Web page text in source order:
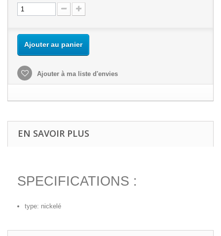
Ajouter au panier
Ajouter à ma liste d'envies
EN SAVOIR PLUS
SPECIFICATIONS :
type: nickelé